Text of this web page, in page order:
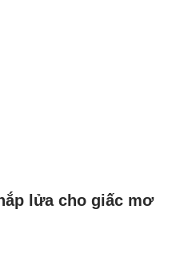
lửa cho giấc mơ